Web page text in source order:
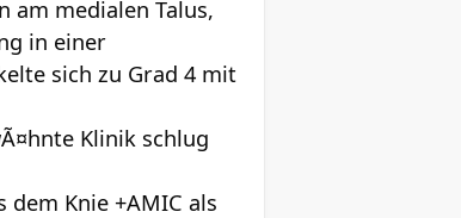
am medialen Talus,
in einer
sich zu Grad 4 mit
Klinik schlug
Knie +AMIC als